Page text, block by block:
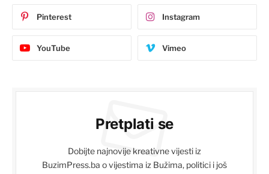
Pinterest Instagram
YouTube Vimeo
Pretplati se
Dobijte najnovije kreativne vijesti iz
BuzimPress.ba o vijestima iz Bužima, politici i još